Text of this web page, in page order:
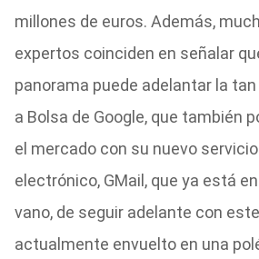
millones de euros. Además,
expertos coinciden en señalar
panorama puede adelantar la
a Bolsa de Google, que también
el mercado con su nuevo
electrónico, GMail, que ya está
vano, de seguir adelante con
actualmente envuelto en una